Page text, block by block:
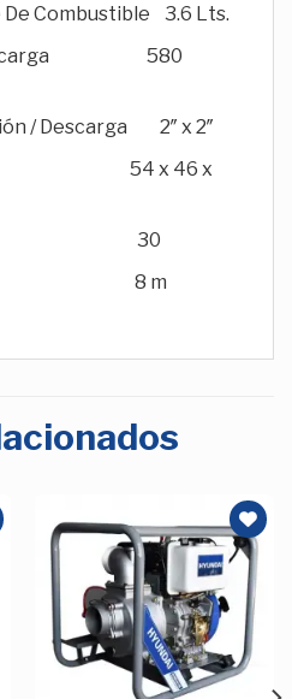
De Combustible 3.6 Lts.
Descarga 580
/ Descarga 2″ x 2″
54 x 46 x
30
8 m
Añadir
a la
Lista de
deseos